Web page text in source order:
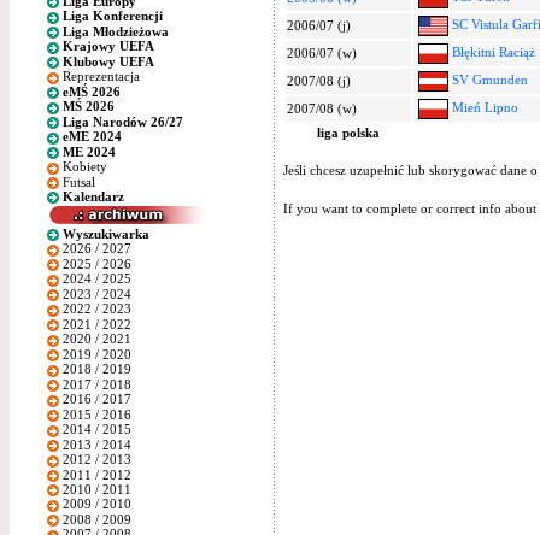
Liga Konferencji
Liga Młodzieżowa
Krajowy UEFA
Klubowy UEFA
Reprezentacja
eMŚ 2026
MŚ 2026
Liga Narodów 26/27
eME 2024
ME 2024
Kobiety
Futsal
Kalendarz
Wyszukiwarka
2026 / 2027
2025 / 2026
2024 / 2025
2023 / 2024
2022 / 2023
2021 / 2022
2020 / 2021
2019 / 2020
2018 / 2019
2017 / 2018
2016 / 2017
2015 / 2016
2014 / 2015
2013 / 2014
2012 / 2013
2011 / 2012
2010 / 2011
2009 / 2010
2008 / 2009
2006/07 (j)
SC Vistula
2006/07 (w)
Błękitni Raciąż
2007/08 (j)
SV Gmunden
2007/08 (w)
Mień Lipno
liga polska
Jeśli chcesz uzupełnić lub skorygować
If you want to complete or correct info